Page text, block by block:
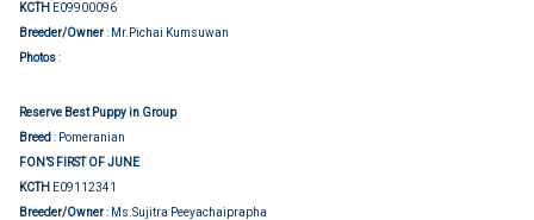
KCTH E09900096
Breeder/Owner: Mr.Pichai Kumsuwan
Photos:
Reserve Best Puppy in Group
Breed : Pomeranian
FON’S FIRST OF JUNE
KCTH E09112341
Breeder/Owner: Ms.Sujitra Peeyachaiprapha